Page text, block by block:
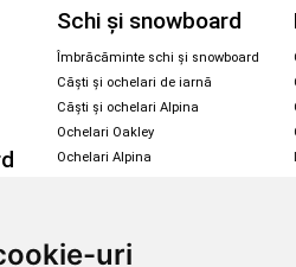
uri
Schi și snowboard
Îmbrăcăminte schi și snowboard
Căști și ochelari de iarnă
Căști și ochelari Alpina
Ochelari Oakley
Ochelari Alpina